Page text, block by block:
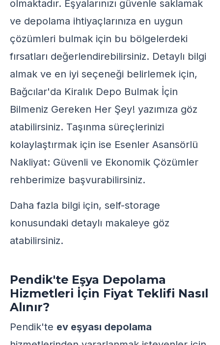
olmaktadır. Eşyalarınızı güvenle saklamak
ve depolama ihtiyaçlarınıza en uygun
çözümleri bulmak için bu bölgelerdeki
fırsatları değerlendirebilirsiniz. Detaylı bilgi
almak ve en iyi seçeneği belirlemek için,
Bağcılar'da Kiralık Depo Bulmak İçin
Bilmeniz Gereken Her Şey! yazımıza göz
atabilirsiniz. Taşınma süreçlerinizi
kolaylaştırmak için ise Esenler Asansörlü
Nakliyat: Güvenli ve Ekonomik Çözümler
rehberimize başvurabilirsiniz.
Daha fazla bilgi için, self-storage
konusundaki detaylı makaleye göz
atabilirsiniz.
Pendik'te Eşya Depolama
Hizmetleri İçin Fiyat Teklifi Nasıl
Alınır?
Pendik'te ev eşyası depolama